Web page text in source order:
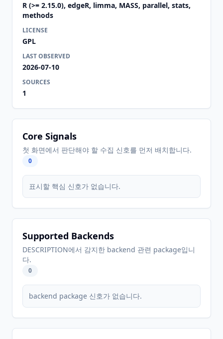
R (>= 2.15.0), edgeR, limma, MASS, parallel, stats,
methods
LICENSE
GPL
LAST OBSERVED
2026-07-10
SOURCES
1
Core Signals
첫 화면에서 판단해야 할 수집 신호를 먼저 배치합니다.
0
표시할 핵심 신호가 없습니다.
Supported Backends
DESCRIPTION에서 감지한 backend 관련 package입니
다.
0
backend package 신호가 없습니다.